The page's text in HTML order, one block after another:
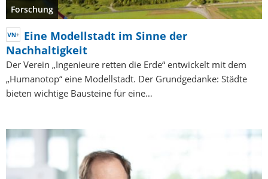
Forschung
Eine Modellstadt im Sinne der
Nachhaltigkeit
Der Verein „Ingenieure retten die Erde“ entwickelt mit dem
„Humanotop“ eine Modellstadt. Der Grundgedanke: Städte
bieten wichtige Bausteine für eine…